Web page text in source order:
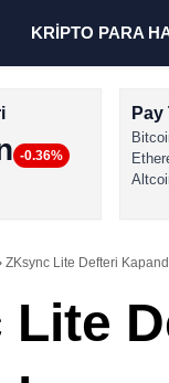
KRİPTO PARA
-0.36%
Pay
ZKsync Lite Defteri